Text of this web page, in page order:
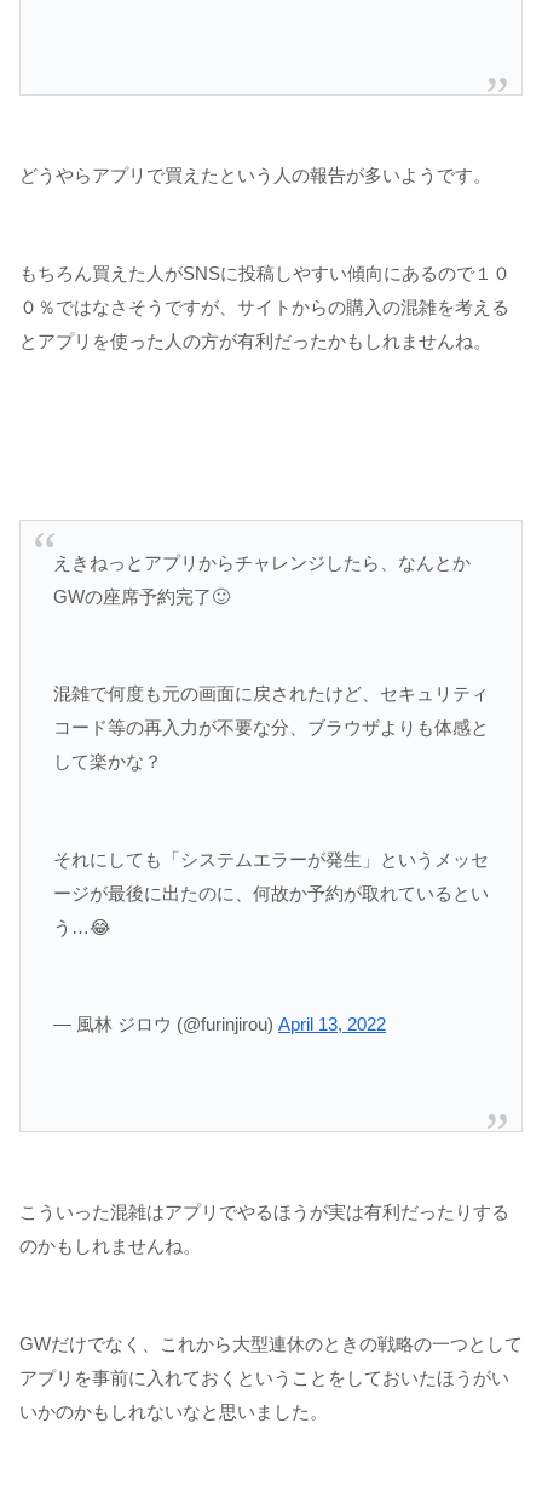
どうやらアプリで買えたという人の報告が多いようです。
もちろん買えた人がSNSに投稿しやすい傾向にあるので１０
０％ではなさそうですが、サイトからの購入の混雑を考える
とアプリを使った人の方が有利だったかもしれませんね。
えきねっとアプリからチャレンジしたら、なんとか
GWの座席予約完了🙂
混雑で何度も元の画面に戻されたけど、セキュリティ
コード等の再入力が不要な分、ブラウザよりも体感と
して楽かな？
それにしても「システムエラーが発生」というメッセ
ージが最後に出たのに、何故か予約が取れているとい
う…😂
— 風林 ジロウ (@furinjirou) April 13, 2022
こういった混雑はアプリでやるほうが実は有利だったりする
のかもしれませんね。
GWだけでなく、これから大型連休のときの戦略の一つとして
アプリを事前に入れておくということをしておいたほうがい
いかのかもしれないなと思いました。